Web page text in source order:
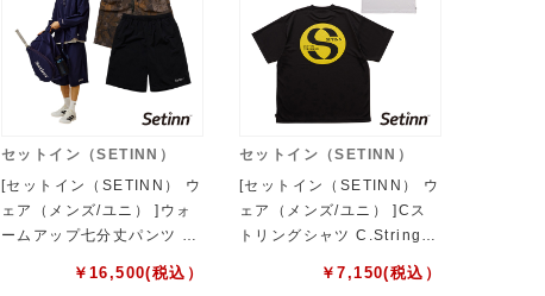
セットイン（SETINN）
[セットイン（SETINN） ウ
ェア（メンズ/ユニ） ]ウォ
ームアップ七分丈パンツ W
arm Up 3／4 Pants ユニセ
ックス 26S-014
￥ 16,500(税込）
セットイン（SETINN）
[セットイン（SETINN） ウ
ェア（メンズ/ユニ） ]Cス
トリングシャツ C.Strings
Shirt ユニセックス 26S-00
￥7,150(税込）